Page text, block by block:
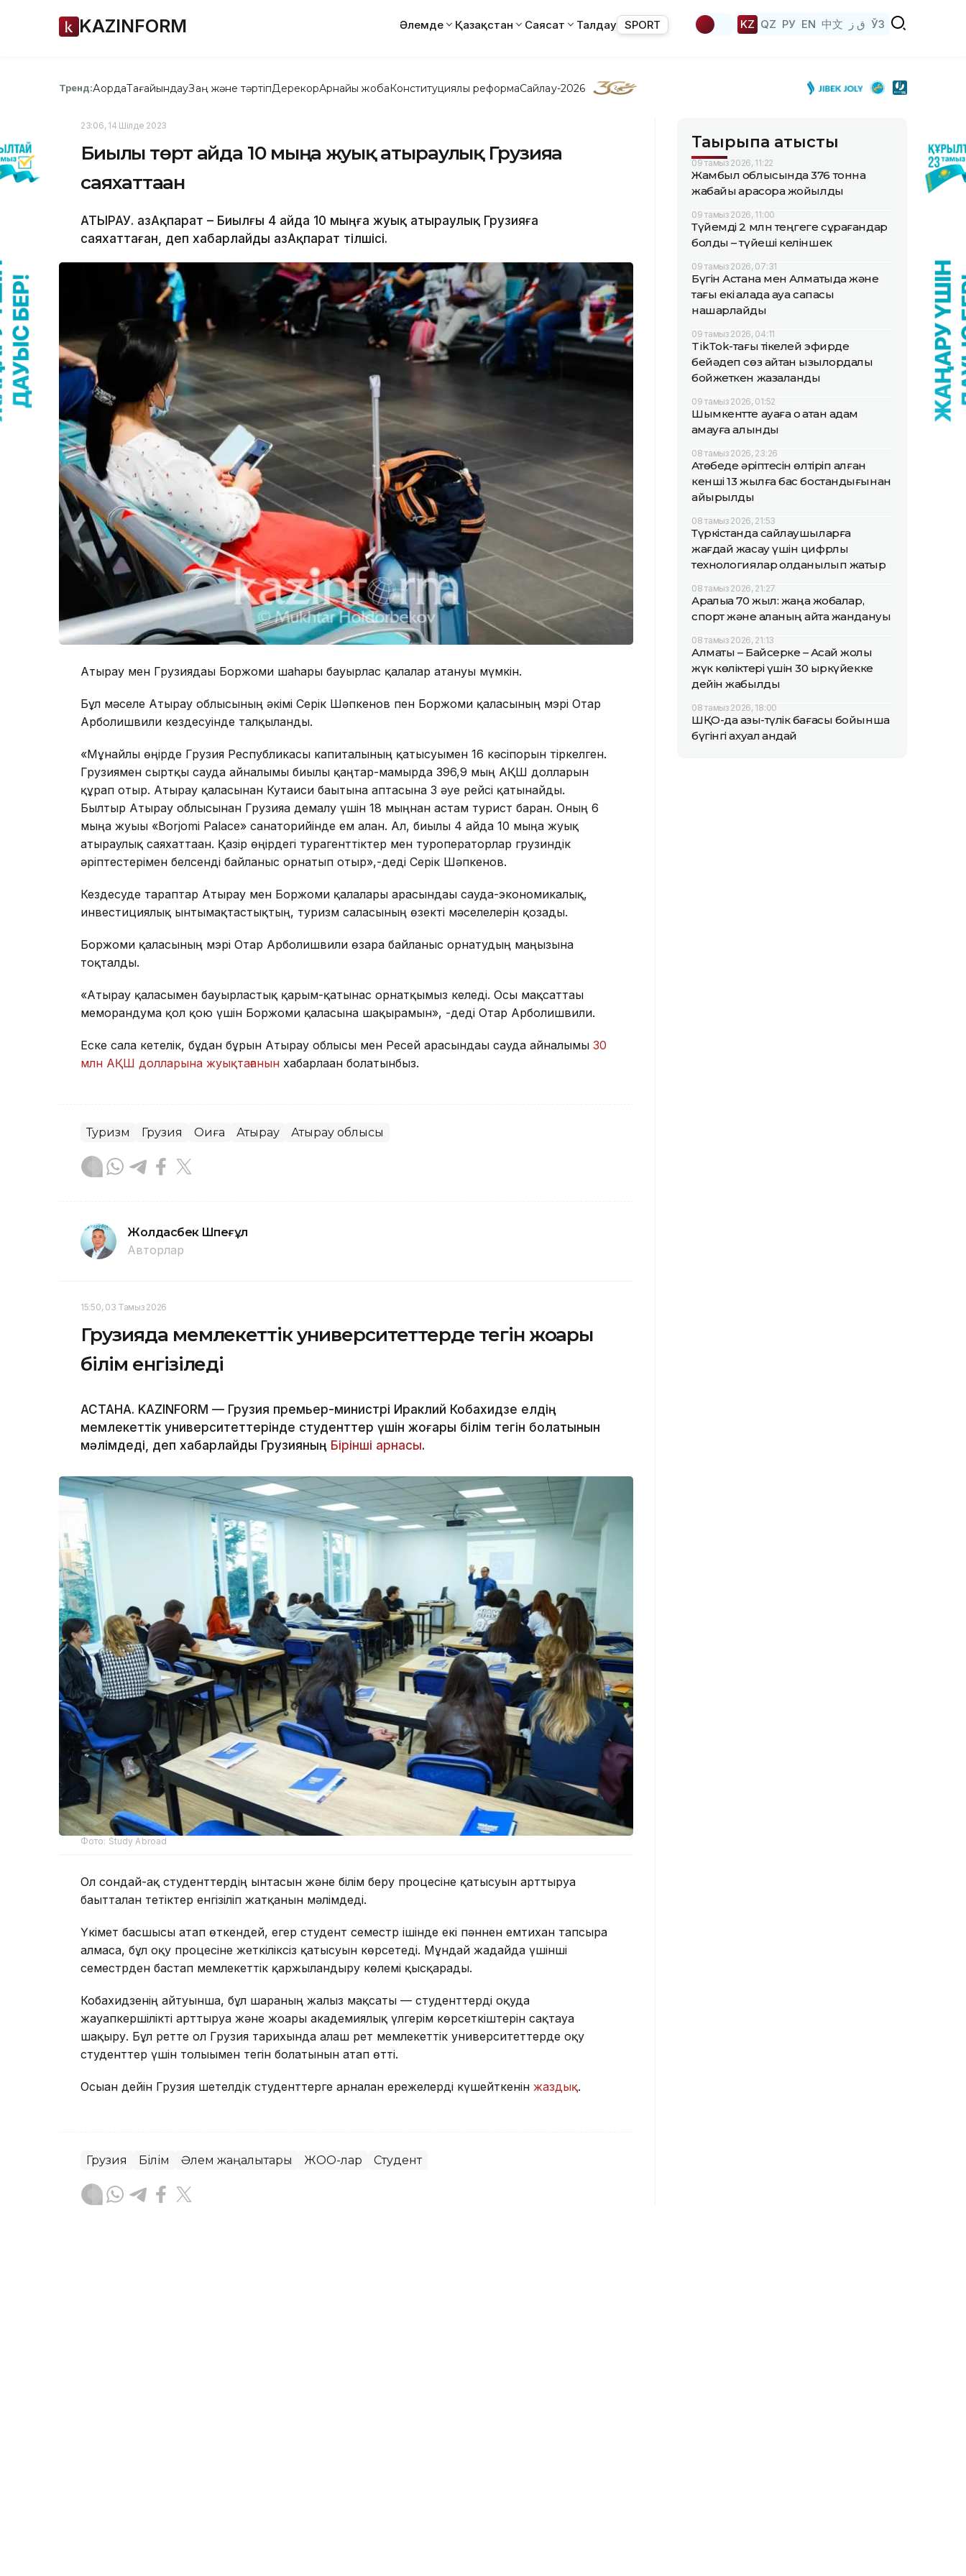
KAZINFORM Әлемде Қазақстан Саясат Талдау SPORT KZ QZ РУ EN 中文 ق ز ЎЗ
Тренд:АқордаТағайындауЗаң және тәртіпДерекқорАрнайы жобаКонституциялық реформаСайлау-2026
23:06, 14 Шілде 2023
Биылғы төрт айда 10 мыңға жуық атыраулық Грузияға
саяхаттаған
АТЫРАУ. ҚазАқпарат – Биылғы 4 айда 10 мыңға жуық атыраулық Грузияға
саяхаттаған, деп хабарлайды ҚазАқпарат тілшісі.
Атырау мен Грузиядағы Боржоми шаһары бауырлас қалалар атануы мүмкін.
Бұл мәселе Атырау облысының әкімі Серік Шәпкенов пен Боржоми қаласының мэрі Отар
Арболишвили кездесуінде талқыланды.
«Мұнайлы өңірде Грузия Республикасы капиталының қатысуымен 16 кәсіпорын тіркелген.
Грузиямен сыртқы сауда айналымы биылғы қаңтар-мамырда 396,9 мың АҚШ долларын
құрап отыр. Атырау қаласынан Кутаиси бағытына аптасына 3 әуе рейсі қатынайды.
Былтыр Атырау облысынан Грузияға демалу үшін 18 мыңнан астам турист барған. Оның 6
мыңға жуығы «Borjomi Palace» санаторийінде ем алған. Ал, биылғы 4 айда 10 мыңға жуық
атыраулық саяхаттаған. Қазір өңірдегі турагенттіктер мен туроператорлар грузиндік
әріптестерімен белсенді байланыс орнатып отыр»,-деді Серік Шәпкенов.
Кездесуде тараптар Атырау мен Боржоми қалалары арасындағы сауда-экономикалық,
инвестициялық ынтымақтастықтың, туризм саласының өзекті мәселелерін қозғады.
Боржоми қаласының мэрі Отар Арболишвили өзара байланыс орнатудың маңызына
тоқталды.
«Атырау қаласымен бауырластық қарым-қатынас орнатқымыз келеді. Осы мақсаттағы
меморандумға қол қою үшін Боржоми қаласына шақырамын», -деді Отар Арболишвили.
Еске сала кетелік, бұдан бұрын Атырау облысы мен Ресей арасындағы сауда айналымы 30
млн АҚШ долларына жуықтағанын хабарлаған болатынбыз.
Туризм Грузия Оқиға Атырау Атырау облысы
Жолдасбек Шөпеғұл
Авторлар
15:50, 03 Тамыз 2026
Грузияда мемлекеттік университеттерде тегін жоғары
білім енгізіледі
АСТАНА. KAZINFORM — Грузия премьер-министрі Ираклий Кобахидзе елдің
мемлекеттік университеттерінде студенттер үшін жоғары білім тегін болатынын
мәлімдеді, деп хабарлайды Грузияның Бірінші арнасы.
Фото: Study Abroad
Ол сондай-ақ студенттердің ынтасын және білім беру процесіне қатысуын арттыруға
бағытталған тетіктер енгізіліп жатқанын мәлімдеді.
Үкімет басшысы атап өткендей, егер студент семестр ішінде екі пәннен емтихан тапсыра
алмаса, бұл оқу процесіне жеткіліксіз қатысуын көрсетеді. Мұндай жағдайда үшінші
семестрден бастап мемлекеттік қаржыландыру көлемі қысқарады.
Кобахидзенің айтуынша, бұл шараның жалғыз мақсаты — студенттерді оқуда
жауапкершілікті арттыруға және жоғары академиялық үлгерім көрсеткіштерін сақтауға
шақыру. Бұл ретте ол Грузия тарихында алғаш рет мемлекеттік университеттерде оқу
студенттер үшін толығымен тегін болатынын атап өтті.
Осыған дейін Грузия шетелдік студенттерге арналған ережелерді күшейткенін жаздық.
Грузия Білім Әлем жаңалықтары ЖОО-лар Студент
Тақырыпқа қатысты
09 тамыз 2026, 11:22
Жамбыл облысында 376 тонна
жабайы қарасора жойылды
09 тамыз 2026, 11:00
Түйемді 2 млн теңгеге сұрағандар
болды – түйеші келіншек
09 тамыз 2026, 07:31
Бүгін Астана мен Алматыда және
тағы екі қалада ауа сапасы
нашарлайды
09 тамыз 2026, 04:11
TikТok-тағы тікелей эфирде
бейәдеп сөз айтқан қызылордалық
бойжеткен жазаланды
09 тамыз 2026, 01:52
Шымкентте ауаға оқ атқан адам
қамауға алынды
08 тамыз 2026, 23:26
Ақтөбеде әріптесін өлтіріп алған
кенші 13 жылға бас бостандығынан
айырылды
08 тамыз 2026, 21:53
Түркістанда сайлаушыларға
жағдай жасау үшін цифрлық
технологиялар қолданылып жатыр
08 тамыз 2026, 21:27
Арқалыққа 70 жыл: жаңа жобалар,
спорт және қаланың қайта жандануы
08 тамыз 2026, 21:13
Алматы – Байсерке – Ақсай жолы
жүк көліктері үшін 30 қыркүйекке
дейін жабылды
08 тамыз 2026, 18:00
ШҚО-да азық-түлік бағасы бойынша
бүгінгі ахуал қандай